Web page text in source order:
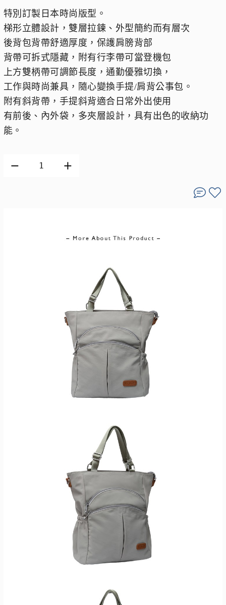
特別訂製日本時尚版型。
梯形立體設計，雙層拉鍊、外型簡約而有層次
後背包背帶舒適厚度，保護肩膀背部
背帶可拆式隱藏，附有行李帶可當登機包
上方雙柄帶可調節長度，通勤優雅切換，
工作與時尚兼具，隨心變換手提/肩背公事包。
附有斜背帶，手提斜背適合日常外出使用
有前後、內外袋，多夾層設計，具有出色的收納功
能。